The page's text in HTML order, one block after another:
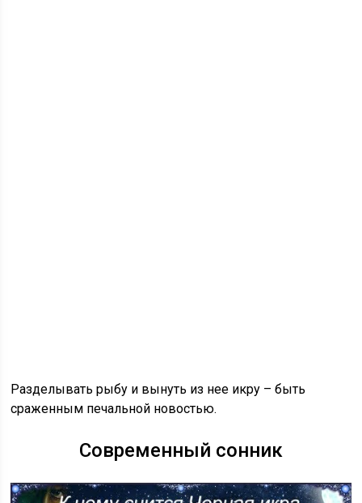
Разделывать рыбу и вынуть из нее икру – быть
сраженным печальной новостью.
Современный сонник